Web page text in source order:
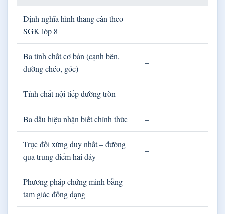
Định nghĩa hình thang cân theo
SGK lớp 8
–
Ba tính chất cơ bản (cạnh bên,
đường chéo, góc)
–
Tính chất nội tiếp đường tròn –
Ba dấu hiệu nhận biết chính thức –
Trục đối xứng duy nhất – đường
qua trung điểm hai đáy
–
Phương pháp chứng minh bằng
tam giác đồng dạng
–